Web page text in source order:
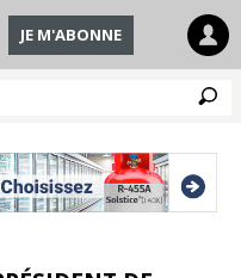
JE M'ABONNE